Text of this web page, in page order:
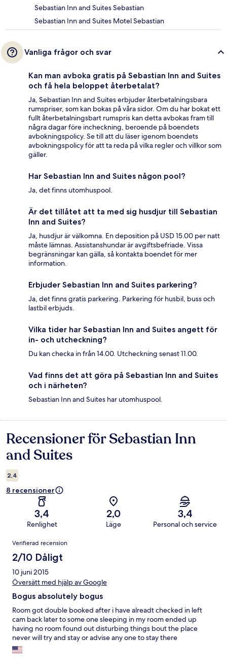
Sebastian Inn and Suites Sebastian
Sebastian Inn and Suites Motel Sebastian
Vanliga frågor och svar
Kan man avboka gratis på Sebastian Inn and Suites
och få hela beloppet återbetalat?
Ja, Sebastian Inn and Suites erbjuder återbetalningsbara
rumspriser, som kan bokas på våra sidor. Om du har bokat ett
fullt återbetalningsbart rumspris kan detta avbokas fram till
några dagar före incheckning, beroende på boendets
avbokningspolicy. Se till att du läser igenom boendets
avbokningspolicy för att ta reda på vilka regler och villkor som
gäller.
Har Sebastian Inn and Suites någon pool?
Ja, det finns utomhuspool.
Är det tillåtet att ta med sig husdjur till Sebastian
Inn and Suites?
Ja, husdjur är välkomna. En deposition på USD 15.00 per natt
måste lämnas. Assistanshundar är avgiftsbefriade. Vissa
begränsningar kan gälla, så kontakta boendet för mer
information.
Erbjuder Sebastian Inn and Suites parkering?
Ja, det finns gratis parkering. Parkering för husbil, buss och
lastbil erbjuds.
Vilka tider har Sebastian Inn and Suites angett för
in- och utcheckning?
Du kan checka in från 14.00. Utcheckning senast 11.00.
Vad finns det att göra på Sebastian Inn and Suites
och i närheten?
Sebastian Inn and Suites har utomhuspool.
Recensioner
Recensioner för Sebastian Inn
and Suites
2,4
8 recensioner
3,4
Renlighet
2,0
Läge
3,4
Personal och service
Recensioner
Verifierad recension
2/10 Dåligt
10 juni 2015
Översätt med hjälp av Google
Bogus absolutely bogus
Room got double booked after i have alreadt checked in left
cam back later to some one sleeping in my room ended up
having no room found out disturbing things bout the place
never will try and stay or advise any one to stay there